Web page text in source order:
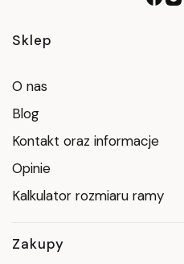
Linki w stopce
Sklep
O nas
Blog
Kontakt oraz informacje
Opinie
Kalkulator rozmiaru ramy
Zakupy